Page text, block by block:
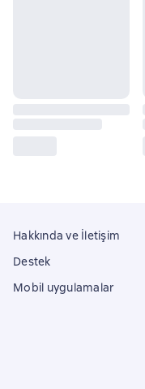
Hakkında ve İletişim
Destek
Mobil uygulamalar